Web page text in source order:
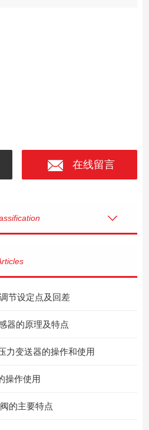
在线留言
节设定点及回差
器的原理及特点
力变送器的操作和使用
操作使用
的主要特点